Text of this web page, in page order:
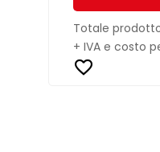
Totale
+ IVA e costo